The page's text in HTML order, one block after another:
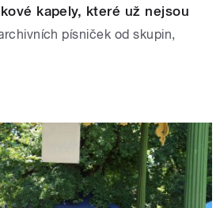
kapely, které už nejsou
písniček od skupin,